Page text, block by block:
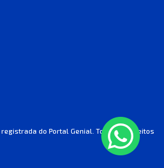
registrada do Portal Genial. Todos os direitos